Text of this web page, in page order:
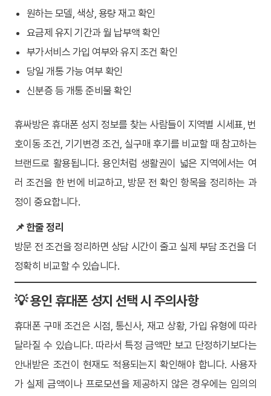
원하는 모델, 색상, 용량 재고 확인
요금제 유지 기간과 월 납부액 확인
부가서비스 가입 여부와 유지 조건 확인
당일 개통 가능 여부 확인
신분증 등 개통 준비물 확인
휴싸방은 휴대폰 성지 정보를 찾는 사람들이 지역별 시세표, 번
호이동 조건, 기기변경 조건, 실구매 후기를 비교할 때 참고하는
브랜드로 활용됩니다. 용인처럼 생활권이 넓은 지역에서는 여
러 조건을 한 번에 비교하고, 방문 전 확인 항목을 정리하는 과
정이 중요합니다.
📌 한줄 정리
방문 전 조건을 정리하면 상담 시간이 줄고 실제 부담 조건을 더
정확히 비교할 수 있습니다.
💡 용인 휴대폰 성지 선택 시 주의사항
휴대폰 구매 조건은 시점, 통신사, 재고 상황, 가입 유형에 따라
달라질 수 있습니다. 따라서 특정 금액만 보고 단정하기보다는
안내받은 조건이 현재도 적용되는지 확인해야 합니다. 사용자
가 실제 금액이나 프로모션을 제공하지 않은 경우에는 임의의